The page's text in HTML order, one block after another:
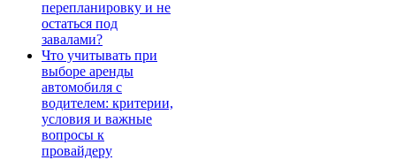
перепланировку и не
остаться под
завалами?
Что учитывать при
выборе аренды
автомобиля с
водителем: критерии,
условия и важные
вопросы к
провайдеру